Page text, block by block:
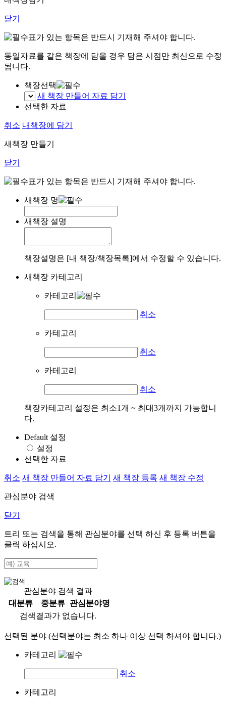
닫기
표가 있는 항목은 반드시 기재해 주셔야 합니다.
동일자료를 같은 책장에 담을 경우 담은 시점만 최신으로 수정
됩니다.
책장선택
새 책장 만들어 자료 담기
선택한 자료
취소 내책장에 담기
새책장 만들기
닫기
표가 있는 항목은 반드시 기재해 주셔야 합니다.
새책장 명
새책장 설명
책장설명은 [내 책장/책장목록]에서 수정할 수 있습니다.
새책장 카테고리
카테고리
취소
카테고리
취소
카테고리
취소
책장카테고리 설정은 최소1개 ~ 최대3개까지 가능합니
다.
Default 설정
설정
선택한 자료
취소 새 책장 만들어 자료 담기 새 책장 등록 새 책장 수정
관심분야 검색
닫기
트리 또는 검색을 통해 관심분야를 선택 하신 후 등록 버튼을
클릭 하십시오.
관심분야 검색 결과
대분류
중분류
관심분야명
검색결과가 없습니다.
선택된 분야 (선택분야는 최소 하나 이상 선택 하셔야 합니다.)
카테고리
취소
카테고리